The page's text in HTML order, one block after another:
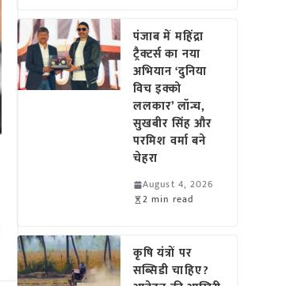
पंजाब में महिंद्रा
ट्रैक्टर्स का नया
अभियान ‘दुनिया
विच इक्को
ललकार’ लॉन्च,
सुखबीर सिंह और
परमिश वर्मा बने
चेहरा
August 4, 2026
2 min read
कृषि यंत्रों पर
सब्सिडी चाहिए?